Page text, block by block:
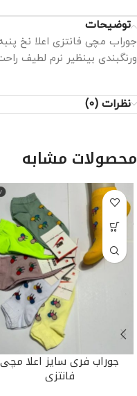
توضیحات
جوراب مچی فانتزی اعلا نخ
ورنگبندی بینظیر نرم لطیف راحت۱۲ عدد دریک
نظرات (0)
محصولات مشابه
جوراب فری سایز اعلا مچی
فانتزی